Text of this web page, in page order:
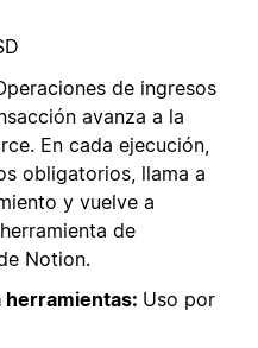
de ingresos
avanza a la
En cada ejecución,
obligatorios, llama a
y vuelve a
de
Notion.
herramientas: Uso por